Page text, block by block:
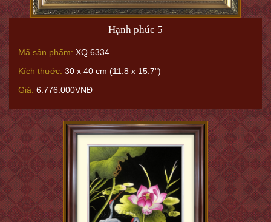
Hạnh phúc 5
Mã sản phẩm: XQ.6334
Kích thước: 30 x 40 cm (11.8 x 15.7")
Giá: 6.776.000VNĐ